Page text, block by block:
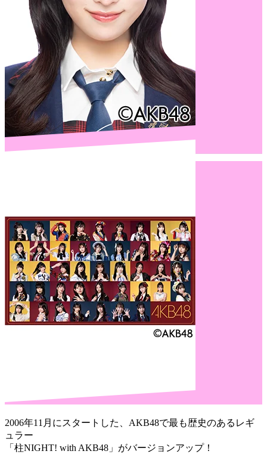
2006年11月にスタートした、AKB48で最も歴史のあるレギ
ュラー
「柱NIGHT! with AKB48」がバージョンアップ！